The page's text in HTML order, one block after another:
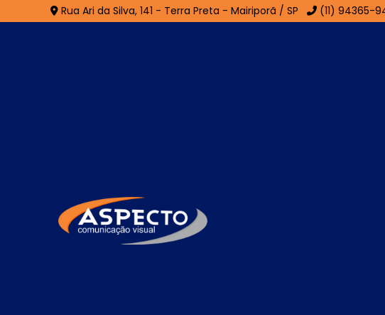
Rua Ari da Silva, 141 - Terra Preta - Mairiporã / SP (11) 94365-
com uma composição positiva, comunicação
empresa, encontrou o lugar certo! Seja bem-vindo a
Quer saber mais sobre nossas soluções?
catálogo completo. Se preferir, utilize os canais de